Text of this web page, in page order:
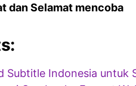
dan Selamat mencoba
Subtitle Indonesia untuk